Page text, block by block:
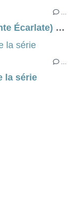
…
THE HANDMAID’S TALE (La Servante Écarlate) Saison 3 - Épisode 1 [résumé]
la série